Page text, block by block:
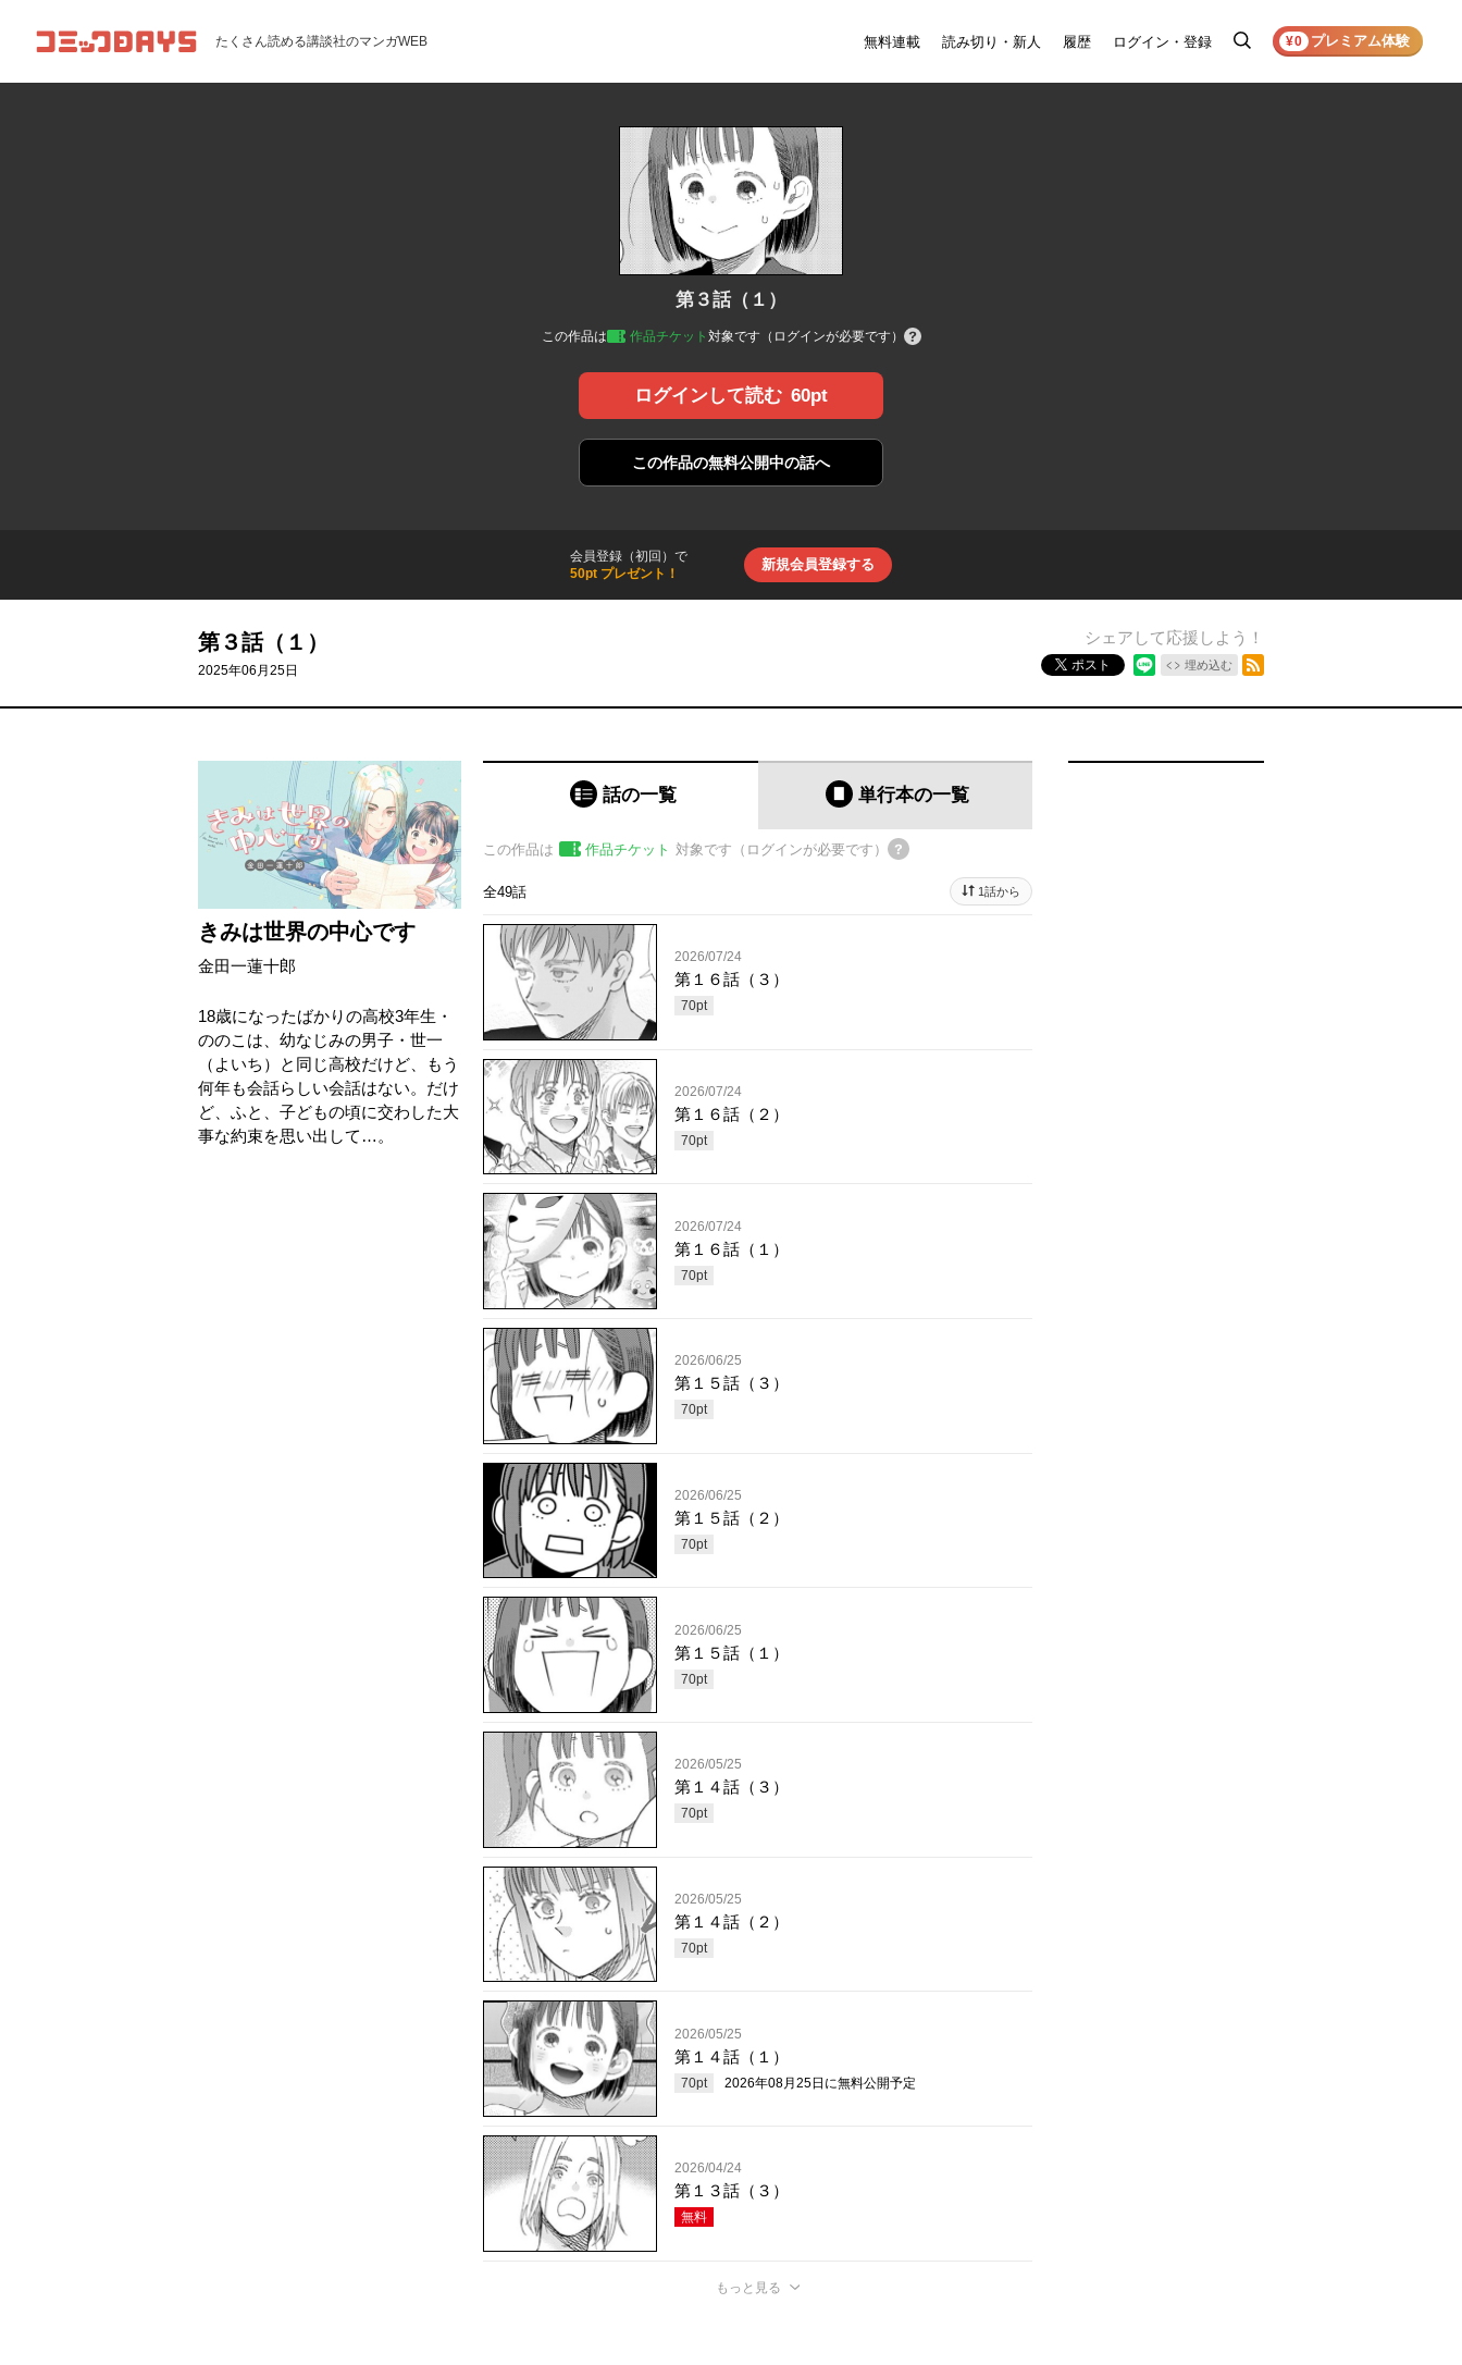
コミックDAYS たくさん読める講談社のマンガWEB 無料連載 読み切り・新人 履歴 ログイン・登録
検
¥0 プレミアム体験
第３話（１）
この作品は 作品チケット 対象です（ログインが必要です）
ログインして読む 60pt
この作品の無料公開中の話へ
会員登録（初回）で
50pt プレゼント！
新規会員登録する
第３話（１）
2025年06月25日
シェアして応援しよう！
ポスト 埋め込む
きみは世界の中心です
金田一蓮十郎
18歳になったばかりの高校3年生・
ののこは、幼なじみの男子・世一
（よいち）と同じ高校だけど、もう
何年も会話らしい会話はない。だけ
ど、ふと、子どもの頃に交わした大
事な約束を思い出して…。
話の一覧 単行本の一覧
この作品は 作品チケット 対象です（ログインが必要です）
全49話 1話から
2026/07/24
第１６話（３）
70pt
2026/07/24
第１６話（２）
70pt
2026/07/24
第１６話（１）
70pt
2026/06/25
第１５話（３）
70pt
2026/06/25
第１５話（２）
70pt
2026/06/25
第１５話（１）
70pt
2026/05/25
第１４話（３）
70pt
2026/05/25
第１４話（２）
70pt
2026/05/25
第１４話（１）
70pt 2026年08月25日 に無料公開予定
2026/04/24
第１３話（３）
無料
もっと見る